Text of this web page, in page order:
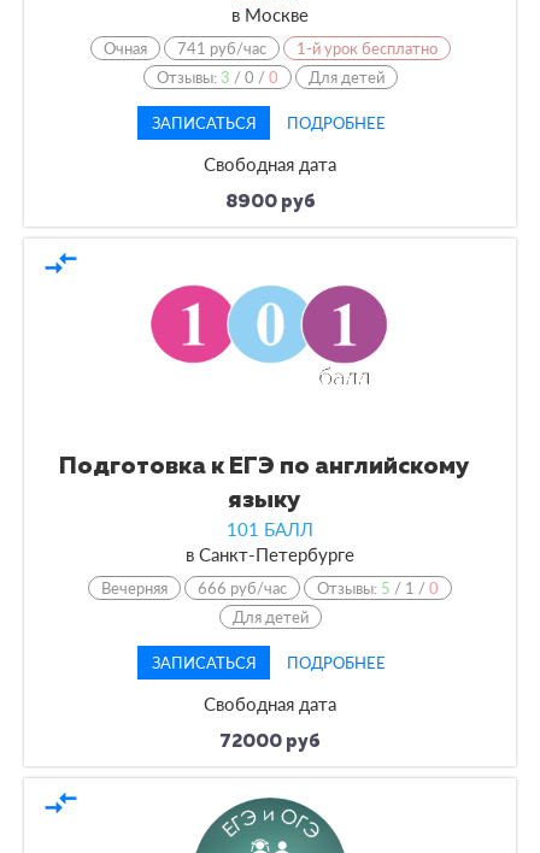
в Москве
Очная 741 руб/час
1-й урок бесплатно
Отзывы:3 /0 /0 Для детей
ЗАПИСАТЬСЯ ПОДРОБНЕЕ
Свободная дата
8900 руб
compare_arrows
Подготовка к ЕГЭ по английскому
языку
101 БАЛЛ
в Санкт-Петербурге
Вечерняя 666 руб/час Отзывы: 5 / 1 /0
Для детей
ЗАПИСАТЬСЯ ПОДРОБНЕЕ
Свободная дата
72000 руб
compare_arrows